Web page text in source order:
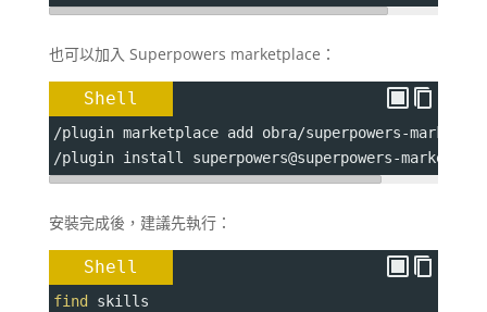
也可以加入 Superpowers marketplace：
Shell
/plugin marketplace add obra/superpowers-
/plugin install superpowers@superpowers-
安裝完成後，建議先執行：
Shell
find skills